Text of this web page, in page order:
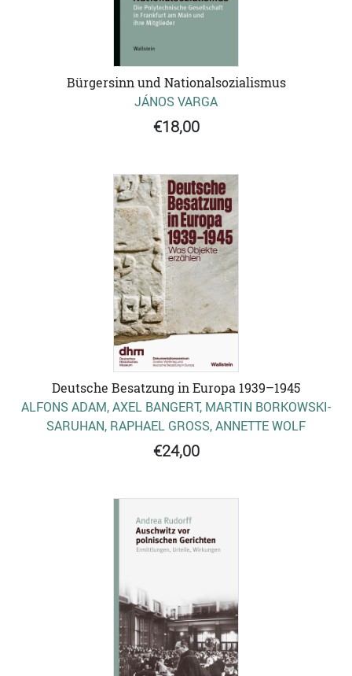
Bürgersinn und Nationalsozialismus
JÁNOS VARGA
€18,00
Deutsche Besatzung in Europa 1939–1945
ALFONS ADAM, AXEL BANGERT, MARTIN BORKOWSKI-
SARUHAN, RAPHAEL GROSS, ANNETTE WOLF
€24,00